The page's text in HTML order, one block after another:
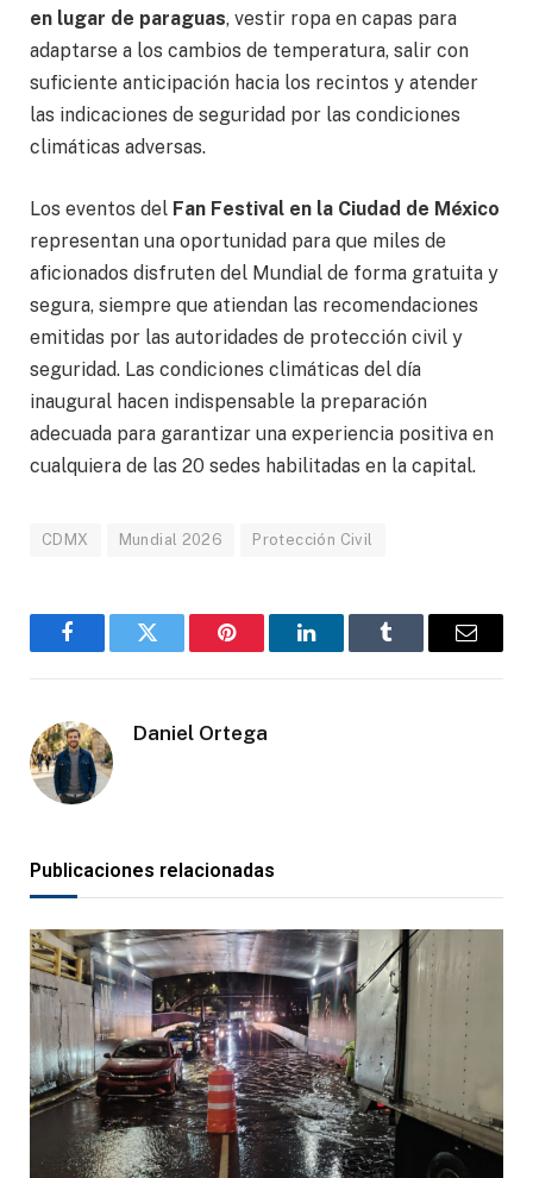
en lugar de paraguas, vestir ropa en capas para
adaptarse a los cambios de temperatura, salir con
suficiente anticipación hacia los recintos y atender
las indicaciones de seguridad por las condiciones
climáticas adversas.
Los eventos del Fan Festival en la Ciudad de México
representan una oportunidad para que miles de
aficionados disfruten del Mundial de forma gratuita y
segura, siempre que atiendan las recomendaciones
emitidas por las autoridades de protección civil y
seguridad. Las condiciones climáticas del día
inaugural hacen indispensable la preparación
adecuada para garantizar una experiencia positiva en
cualquiera de las 20 sedes habilitadas en la capital.
CDMX Mundial 2026 Protección Civil
FacebookGorjeo Pinterest LinkedInTumblr
Correo
Daniel Ortega
Publicaciones relacionadas